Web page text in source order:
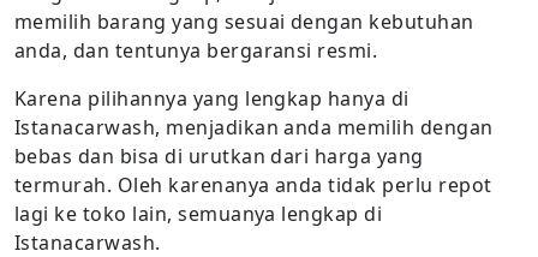
memilih barang yang sesuai dengan kebutuhan
anda, dan tentunya bergaransi resmi.
Karena pilihannya yang lengkap hanya di
Istanacarwash, menjadikan anda memilih dengan
bebas dan bisa di urutkan dari harga yang
termurah. Oleh karenanya anda tidak perlu repot
lagi ke toko lain, semuanya lengkap di
Istanacarwash.